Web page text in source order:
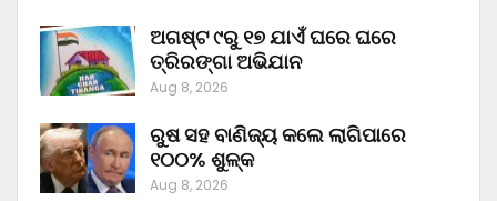
ଅଗଷ୍ଟ ୯ରୁ ୧୭ ଯାଏଁ ଘରେ ଘରେ
ତ୍ରିରଙ୍ଗା ଅଭିଯାନ
Aug 8, 2026
ରୁଷ ସହ ବାଣିଜ୍ୟ କଲେ ଲାଗିପାରେ
୧୦୦% ଶୁଳ୍କ
Aug 8, 2026